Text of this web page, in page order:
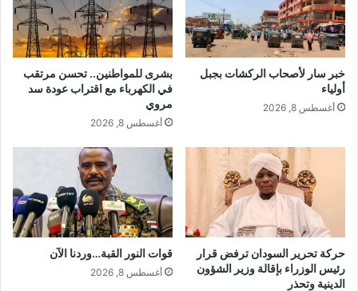
خبر سار لأصحاب الركشات بجبل
أولياء
أغسطس 8, 2026
بشرى للمواطنين.. تحسن مرتقب
في الكهرباء مع اقتراب عودة سد
مروي
أغسطس 8, 2026
حركة تحرير السودان ترفض قرار
رئيس الوزراء بإقالة وزير الشؤون
الدينية وتحذر
قوات النور القبة…وردنا الآن
أغسطس 8, 2026